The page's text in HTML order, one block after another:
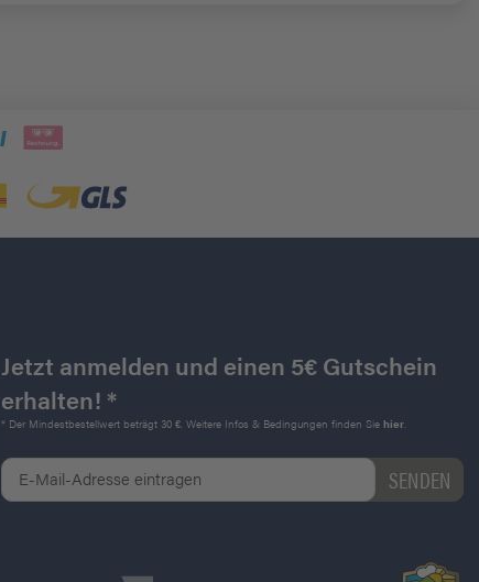
Jetzt anmelden und einen 5€ Gutschein
erhalten! *
* Der Mindestbestellwert beträgt 30 €. Weitere Infos & Bedingungen finden Sie hier.